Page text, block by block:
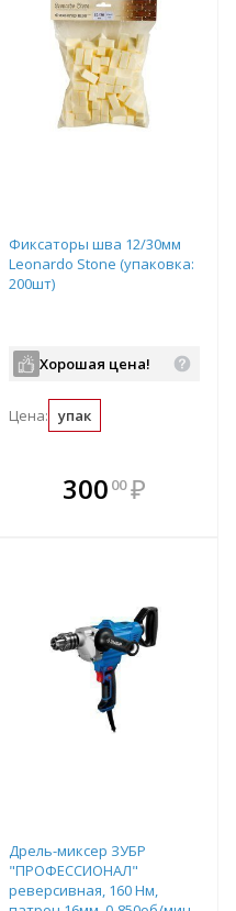
В комплекте
всегда выгоднее!
Фиксаторы шва 12/30мм
Leonardo Stone (упаковка:
200шт)
Хорошая цена!
Цена: упак
300 00 ₽
Дрель-миксер ЗУБР
"ПРОФЕССИОНАЛ"
реверсивная, 160 Нм,